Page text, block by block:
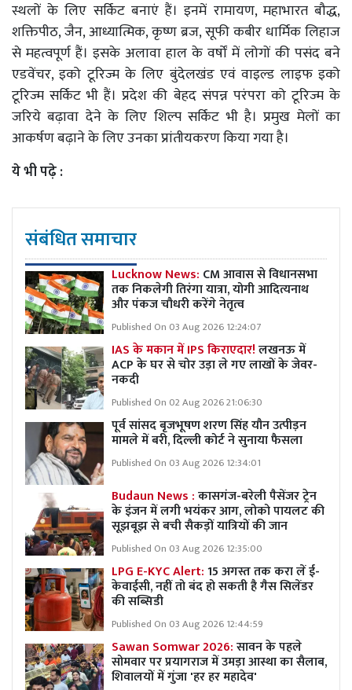
स्थलों के लिए सर्किट बनाएं हैं। इनमें रामायण, महाभारत बौद्ध,
शक्तिपीठ, जैन, आध्यात्मिक, कृष्ण ब्रज, सूफी कबीर धार्मिक लिहाज
से महत्वपूर्ण हैं। इसके अलावा हाल के वर्षों में लोगों की पसंद बने
एडवेंचर, इको टूरिज्म के लिए बुंदेलखंड एवं वाइल्ड लाइफ इको
टूरिज्म सर्किट भी हैं। प्रदेश की बेहद संपन्न परंपरा को टूरिज्म के
जरिये बढ़ावा देने के लिए शिल्प सर्किट भी है। प्रमुख मेलों का
आकर्षण बढ़ाने के लिए उनका प्रांतीयकरण किया गया है।
ये भी पढ़े :
संबंधित समाचार
Lucknow News: CM आवास से विधानसभा
तक निकलेगी तिरंगा यात्रा, योगी आदित्यनाथ
और पंकज चौधरी करेंगे नेतृत्व
Published On 03 Aug 2026 12:24:07
IAS के मकान में IPS किराएदार!लखनऊ में
ACP के घर से चोर उड़ा ले गए लाखों के जेवर-
नकदी
Published On 02 Aug 2026 21:06:30
पूर्व सांसद बृजभूषण शरण सिंह यौन उत्पीड़न
मामले में बरी, दिल्ली कोर्ट ने सुनाया फैसला
Published On 03 Aug 2026 12:34:01
Budaun News :कासगंज-बरेली पैसेंजर ट्रेन
के इंजन में लगी भयंकर आग, लोको पायलट की
सूझबूझ से बची सैकड़ों यात्रियों की जान
Published On 03 Aug 2026 12:35:00
LPG E-KYC Alert:15 अगस्त तक करा लें ई-
केवाईसी, नहीं तो बंद हो सकती है गैस सिलेंडर
की सब्सिडी
Published On 03 Aug 2026 12:44:59
Sawan Somwar 2026:सावन के पहले
सोमवार पर प्रयागराज में उमड़ा आस्था का सैलाब,
शिवालयों में गुंजा 'हर हर महादेव'